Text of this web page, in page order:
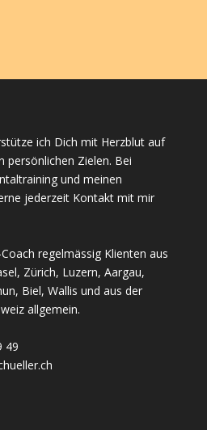
ich Dich mit Herzblut auf
persönlichen Zielen. Bei
und meinen
jederzeit Kontakt mit mir
regelmässig Klienten aus
Zürich, Luzern, Aargau,
Biel, Wallis und aus der
allgemein.
49